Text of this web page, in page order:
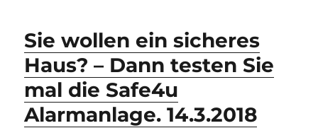
Sie wollen ein sicheres
Haus? – Dann testen Sie
mal die Safe4u
Alarmanlage. 14.3.2018